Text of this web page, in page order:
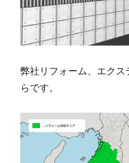
弊社リフォーム、エク
らです。